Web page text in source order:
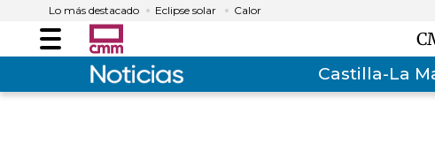
Lo más destacado Eclipse solar Calor
Menú
Castilla-La